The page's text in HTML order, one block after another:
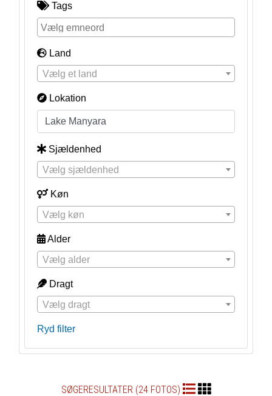
Tags
Land
Vælg et land
Lokation
Sjældenhed
Vælg sjældenhed
Køn
Vælg køn
Alder
Vælg alder
Dragt
Vælg dragt
Ryd filter
SØGERESULTATER (24 FOTOS)